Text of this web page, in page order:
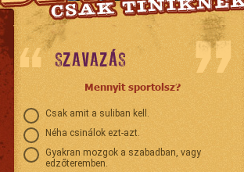
SZAVAZÁS
Mennyit sportolsz?
Csak amit a suliban kell.
Néha csinálok ezt-azt.
Gyakran mozgok a szabadban, vagy
edzőteremben.